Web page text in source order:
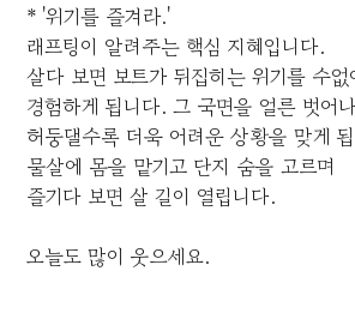
* '위기를 즐겨라.'
래프팅이 알려주는 핵심 지혜입니다.
살다 보면 보트가 뒤집히는 위기를 수없
경험하게 됩니다. 그 국면을 얼른 벗어
허둥댈수록 더욱 어려운 상황을 맞게
물살에 몸을 맡기고 단지 숨을 고르며
즐기다 보면 살 길이 열립니다.
오늘도 많이 웃으세요.